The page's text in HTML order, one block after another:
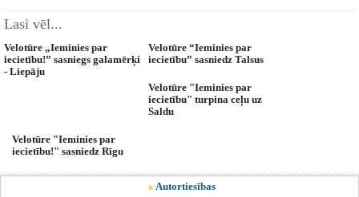
Lasi vēl...
Velotūre „Ieminies par
iecietību!” sasniegs galamērķi
- Liepāju
Velotūre “Ieminies par
iecietību” sasniedz Talsus
Velotūre "Ieminies par
iecietību" turpina ceļu uz
Saldu
Velotūre "Ieminies par
iecietību!" sasniedz Rīgu
» Autortiesības